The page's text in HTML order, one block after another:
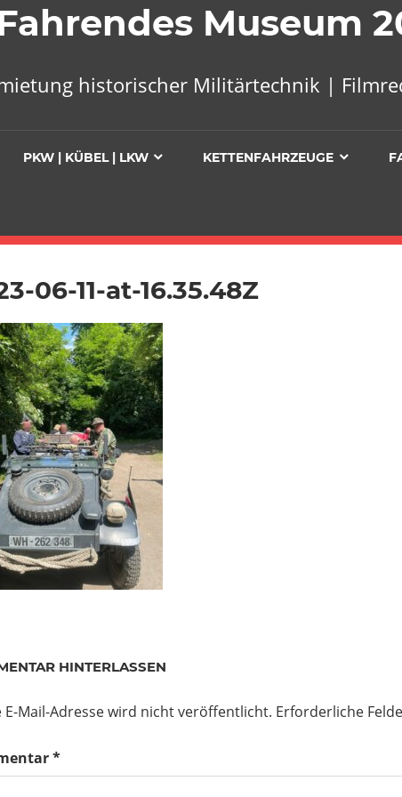
Museum
historischer Militärtechnik |
PKW | KÜBEL | LKW KETTENFAHRZEUGE
06-11-at-16.35.48Z
HINTERLASSEN
E-Mail-Adresse wird nicht veröffentlicht. Erforderliche
*